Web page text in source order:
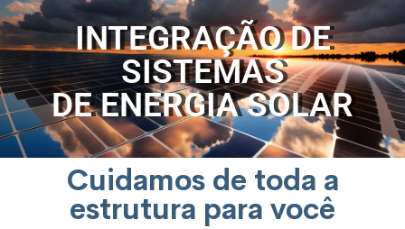
INTEGRAÇÃO DE
SISTEMAS
DE ENERGIA SOLAR
Cuidamos de toda a
estrutura para você